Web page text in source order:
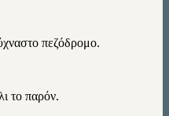
πεζόδρομο.
το παρόν.